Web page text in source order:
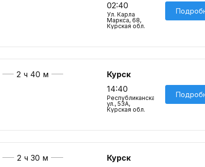
02:40
Ул. Карла
Маркса, 68,
Курская обл.
2 ч 40 м
Курск
14:40
Республиканская
ул., 53А,
Курская обл.
2 ч 30 м
Курск